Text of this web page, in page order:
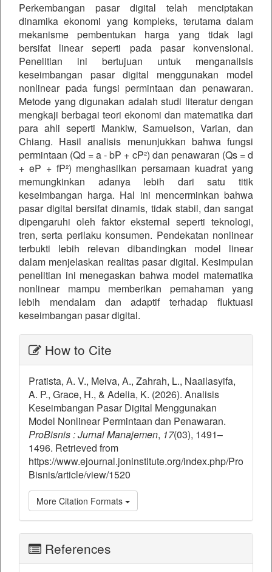
Perkembangan pasar digital telah menciptakan
dinamika ekonomi yang kompleks, terutama dalam
mekanisme pembentukan harga yang tidak lagi
bersifat linear seperti pada pasar konvensional.
Penelitian ini bertujuan untuk menganalisis
keseimbangan pasar digital menggunakan model
nonlinear pada fungsi permintaan dan penawaran.
Metode yang digunakan adalah studi literatur dengan
mengkaji berbagai teori ekonomi dan matematika dari
para ahli seperti Mankiw, Samuelson, Varian, dan
Chiang. Hasil analisis menunjukkan bahwa fungsi
permintaan (Qd = a - bP + cP²) dan penawaran (Qs = d
+ eP + fP²) menghasilkan persamaan kuadrat yang
memungkinkan adanya lebih dari satu titik
keseimbangan harga. Hal ini mencerminkan bahwa
pasar digital bersifat dinamis, tidak stabil, dan sangat
dipengaruhi oleh faktor eksternal seperti teknologi,
tren, serta perilaku konsumen. Pendekatan nonlinear
terbukti lebih relevan dibandingkan model linear
dalam menjelaskan realitas pasar digital. Kesimpulan
penelitian ini menegaskan bahwa model matematika
nonlinear mampu memberikan pemahaman yang
lebih mendalam dan adaptif terhadap fluktuasi
keseimbangan pasar digital.
How to Cite
Pratista, A. V., Meiva, A., Zahrah, L., Naailasyifa,
A. P., Grace, H., & Adelia, K. (2026). Analisis
Keseimbangan Pasar Digital Menggunakan
Model Nonlinear Permintaan dan Penawaran.
ProBisnis : Jurnal Manajemen, 17(03), 1491–
1496. Retrieved from
https://www.ejournal.joninstitute.org/index.php/Pro
Bisnis/article/view/1520
More Citation Formats
References